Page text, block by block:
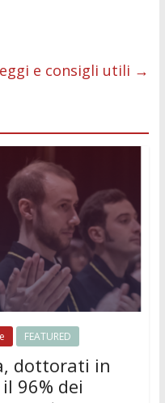
e consigli utili →
FEATURED
dottorati in
96% dei